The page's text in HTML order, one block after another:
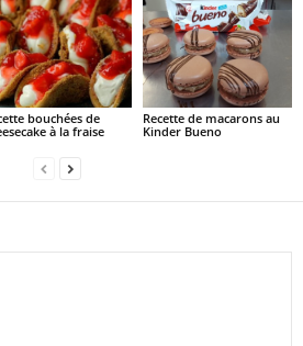
bouchées de
à la fraise
Recette de macarons au
Kinder Bueno